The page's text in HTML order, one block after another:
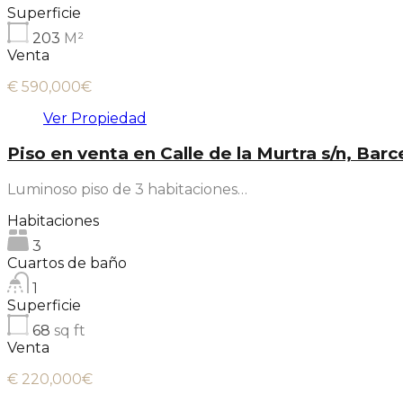
Superficie
203 M²
Venta
€ 590,000€
Ver Propiedad
Piso en venta en Calle de la Murtra s/n,
Luminoso piso de 3 habitaciones…
Habitaciones
3
Cuartos de baño
1
Superficie
68 sq ft
Venta
€ 220,000€